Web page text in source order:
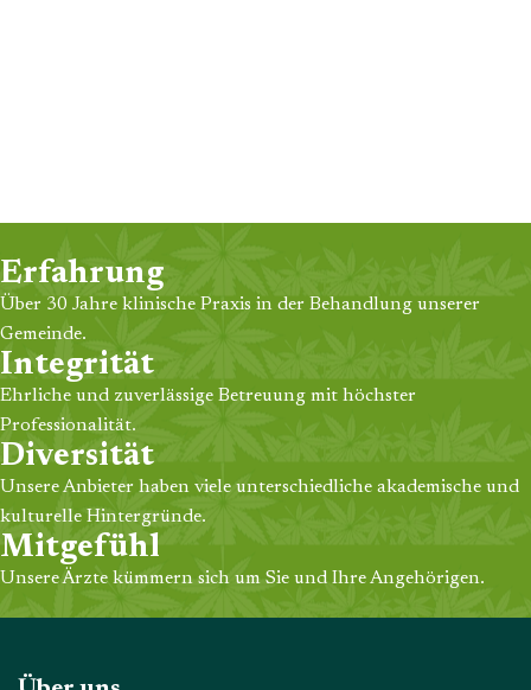
Erfahrung
Über 30 Jahre klinische Praxis in der Behandlung unserer
Gemeinde.
Integrität
Ehrliche und zuverlässige Betreuung mit höchster
Professionalität.
Diversität
Unsere Anbieter haben viele unterschiedliche akademische und
kulturelle Hintergründe.
Mitgefühl
Unsere Ärzte kümmern sich um Sie und Ihre Angehörigen.